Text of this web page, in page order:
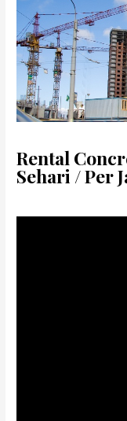
Rental
Sehari / Per